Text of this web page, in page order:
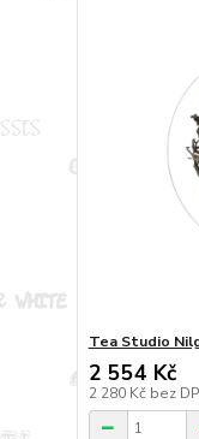
Tea Studio
2 554 Kč
2 280 Kč bez